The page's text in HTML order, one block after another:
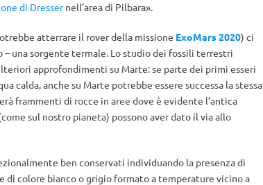
di Dressernell’area di Pilbara».
atterrare il rover della missione ExoMars 2020) ci
– una sorgente termale. Lo studio dei fossili terrestri
approfondimenti su Marte: se parte dei primi esseri
calda, anche su Marte potrebbe essere successa la stessa
frammenti di rocce in aree dove è evidente l’antica
sul nostro pianeta) possono aver dato il via allo
ben conservati individuando la presenza di
di colore bianco o grigio formato a temperature vicino a